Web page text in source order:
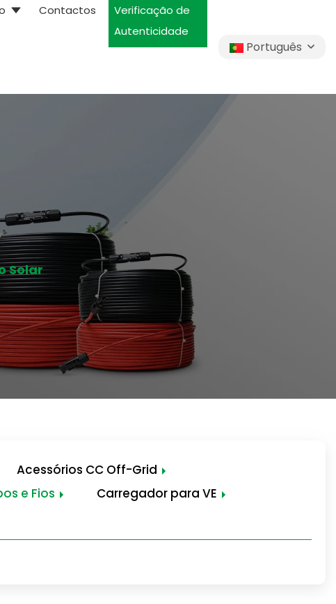
Contactos
Verificação de
Autenticidade
Português
Solar
Acessórios CC Off-Grid
e Fios
Carregador para VE